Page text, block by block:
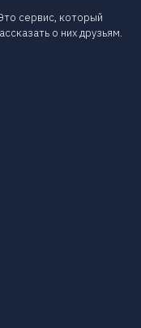
сервис, который
о них друзьям.